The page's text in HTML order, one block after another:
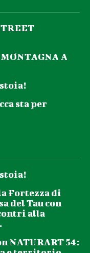
A
sta per
Fortezza di
del Tau con
alla
NATURART 54: